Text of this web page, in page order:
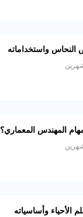
واستخداماته
المهندس المعماري؟
الأحياء وأساسياته